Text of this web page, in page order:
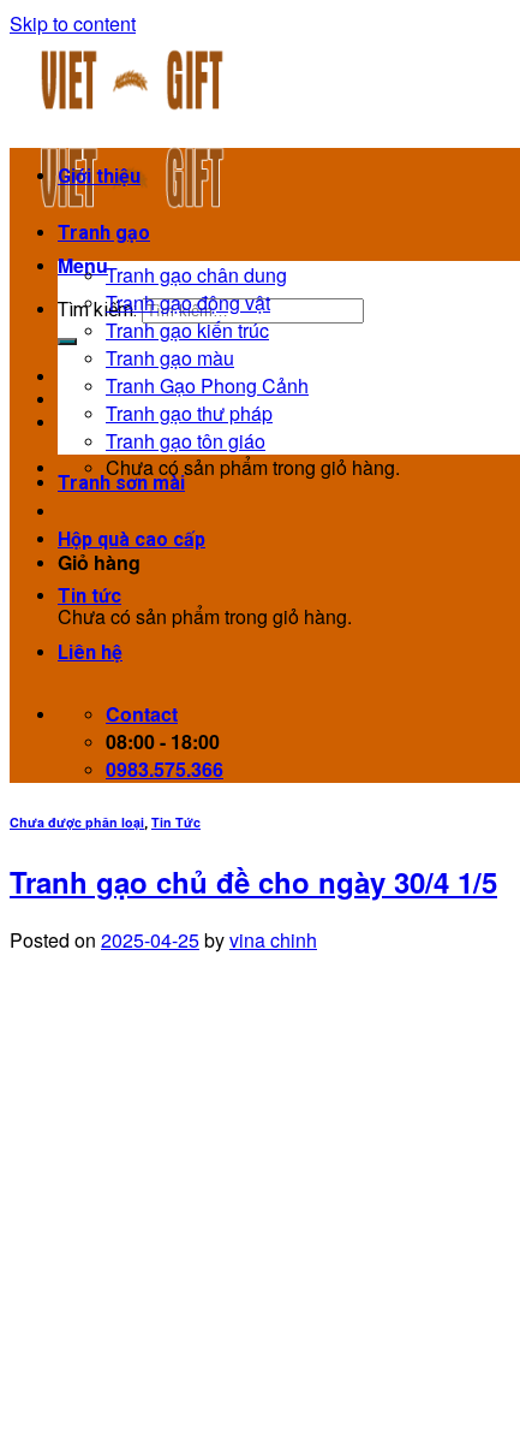
Skip to content
Menu
Tìm kiếm:
Chưa có sản phẩm trong giỏ hàng.
Giỏ hàng
Chưa có sản phẩm trong giỏ hàng.
Giới thiệu
Tranh gạo
Tranh gạo chân dung
Tranh gạo động vật
Tranh gạo kiến trúc
Tranh gạo màu
Tranh Gạo Phong Cảnh
Tranh gạo thư pháp
Tranh gạo tôn giáo
Tranh sơn mài
Hộp quà cao cấp
Tin tức
Liên hệ
Contact
08:00 - 18:00
0983.575.366
Chưa được phân loại, Tin Tức
Tranh gạo chủ đề cho ngày 30/4 1/5
Posted on 2025-04-25byvina chinh